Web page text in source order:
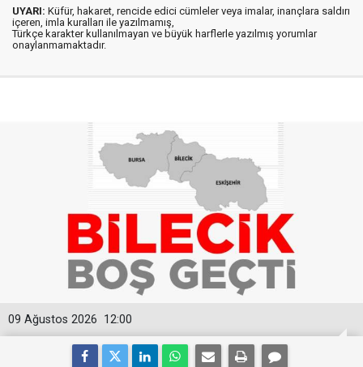
UYARI: Küfür, hakaret, rencide edici cümleler veya imalar, inançlara saldırı
içeren, imla kuralları ile yazılmamış,
Türkçe karakter kullanılmayan ve büyük harflerle yazılmış yorumlar
onaylanmamaktadır.
12:00
09 Ağustos 2026